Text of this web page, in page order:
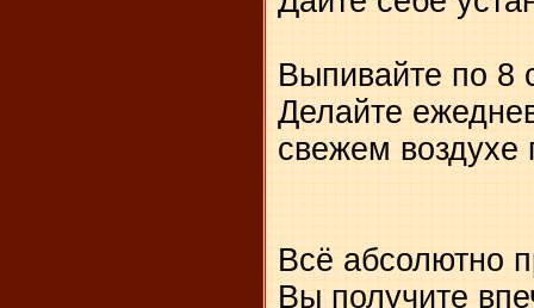
Выпивайте по 8
Делайте
свежем воздухе
Всё абсолютно
Вы получите